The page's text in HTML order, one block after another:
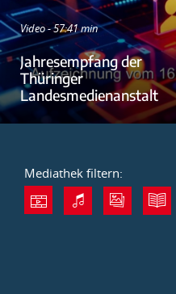
Video - 57:41 min
Jahresempfang der
Thüringer
Landesmedienanstalt
Mediathek filtern: